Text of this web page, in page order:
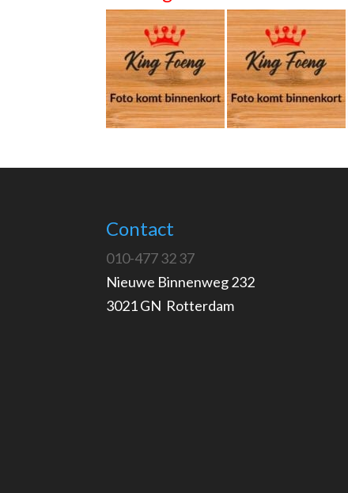
Contact
010-477 32 37
Nieuwe Binnenweg 232
3021 GN Rotterdam